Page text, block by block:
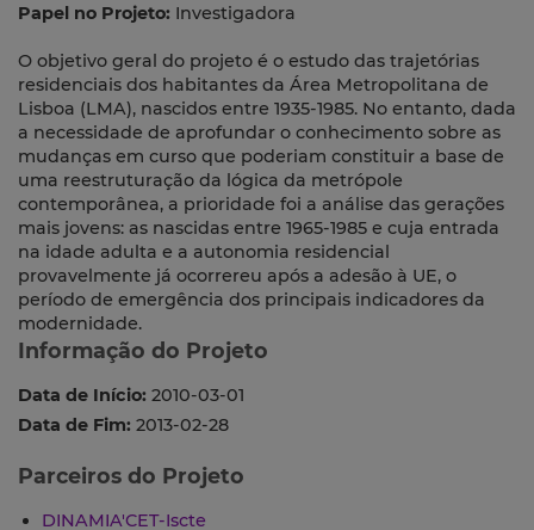
Papel no Projeto: Investigadora
O objetivo geral do projeto é o estudo das trajetórias
residenciais dos habitantes da Área Metropolitana de
Lisboa (LMA), nascidos entre 1935-1985. No entanto, dada
a necessidade de aprofundar o conhecimento sobre as
mudanças em curso que poderiam constituir a base de
uma reestruturação da lógica da metrópole
contemporânea, a prioridade foi a análise das gerações
mais jovens: as nascidas entre 1965-1985 e cuja entrada
na idade adulta e a autonomia residencial
provavelmente já ocorrereu após a adesão à UE, o
período de emergência dos principais indicadores da
modernidade.
Informação do Projeto
Data de Início: 2010-03-01
Data de Fim: 2013-02-28
Parceiros do Projeto
DINAMIA'CET-Iscte